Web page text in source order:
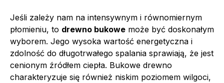
Jeśli zależy nam na intensywnym i równomiernym
płomieniu, to drewno bukowe może być doskonałym
wyborem. Jego wysoka wartość energetyczna i
zdolność do długotrwałego spalania sprawiają, że jest
cenionym źródłem ciepła. Bukowe drewno
charakteryzuje się również niskim poziomem wilgoci,